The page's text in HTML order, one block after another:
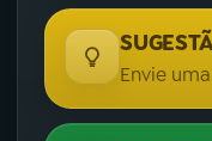
Envie